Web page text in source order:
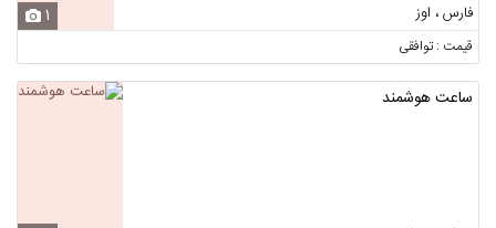
فارس ، اوز 1
قیمت : توافقی
ساعت هوشمند